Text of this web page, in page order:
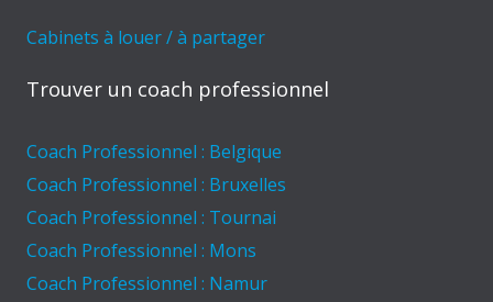
Cabinets à louer / à partager
Trouver un coach professionnel
Coach Professionnel : Belgique
Coach Professionnel : Bruxelles
Coach Professionnel : Tournai
Coach Professionnel : Mons
Coach Professionnel : Namur